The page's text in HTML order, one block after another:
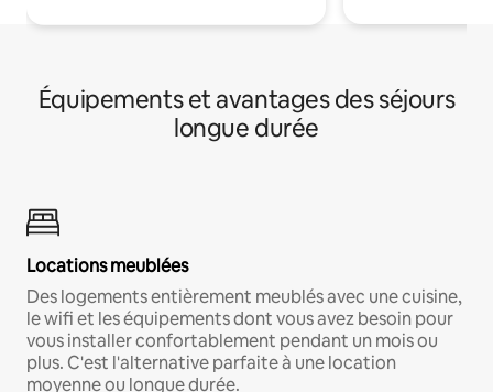
Équipements et avantages des séjours
longue durée
Locations meublées
Des logements entièrement meublés avec une cuisine,
le wifi et les équipements dont vous avez besoin pour
vous installer confortablement pendant un mois ou
plus. C'est l'alternative parfaite à une location
moyenne ou longue durée.